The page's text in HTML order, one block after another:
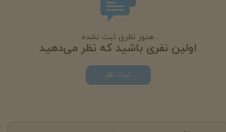
هنوز نظری ثبت نشده
اولین نفری باشید که نظر می‌دهید
ثبت نظر